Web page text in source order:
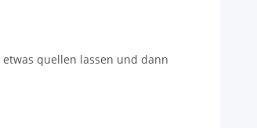
etwas quellen lassen und dann